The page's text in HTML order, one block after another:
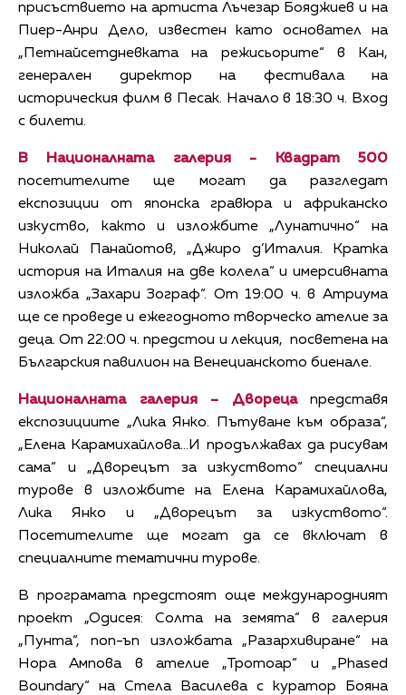
присъствието на артиста Лъчезар Бояджиев и на
Пиер-Анри Дело, известен като основател на
„Петнайсетдневката на режисьорите“ в Кан,
генерален директор на фестивала на
историческия филм в Песак. Начало в 18:30 ч. Вход
с билети.
В Националната галерия - Квадрат 500
посетителите ще могат да разгледат
експозиции от японска гравюра и африканско
изкуство, както и изложбите „Лунатично“ на
Николай Панайотов, „Джиро д’Италия. Кратка
история на Италия на две колела“ и имерсивната
изложба „Захари Зограф“. От 19:00 ч. в Атриума
ще се проведе и ежегодното творческо ателие за
деца. От 22:00 ч. предстои и лекция, посветена на
Българския павилион на Венецианското биенале.
Националната галерия – Дворецапредставя
експозициите „Лика Янко. Пътуване към образа“,
„Елена Карамихайлова...И продължавах да рисувам
сама“ и „Дворецът за изкуството“ специални
турове в изложбите на Елена Карамихайлова,
Лика Янко и „Дворецът за изкуството“.
Посетителите ще могат да се включат в
специалните тематични турове.
В програмата предстоят още международният
проект „Одисея: Солта на земята“ в галерия
„Пунта“, поп-ъп изложбата „Разархивиране“ на
Нора Ампова в ателие „Тротоар“ и „Phased
Boundary“ на Стела Василева с куратор Бояна